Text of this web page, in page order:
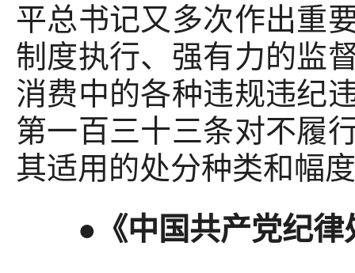
平总书记又多次作出重
制度执行、强有力的监
消费中的各种违规违纪
第一百三十三条对不履
其适用的处分种类和幅
●《中国共产党纪律